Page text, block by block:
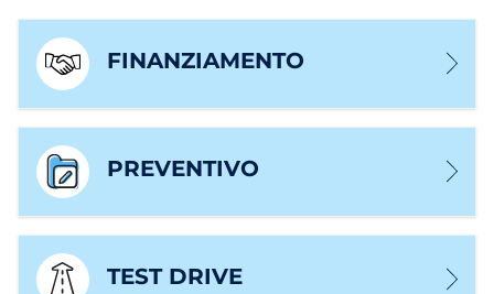
FINANZIAMENTO
PREVENTIVO
TEST DRIVE